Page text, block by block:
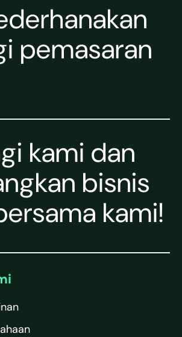
pemasaran
kami dan
bisnis
kami!